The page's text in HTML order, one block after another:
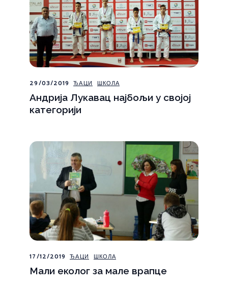
29/03/2019 ЂАЦИ ШКОЛА
Андрија Лукавац најбољи у својој
категорији
17/12/2019 ЂАЦИ ШКОЛА
Мали еколог за мале врапце